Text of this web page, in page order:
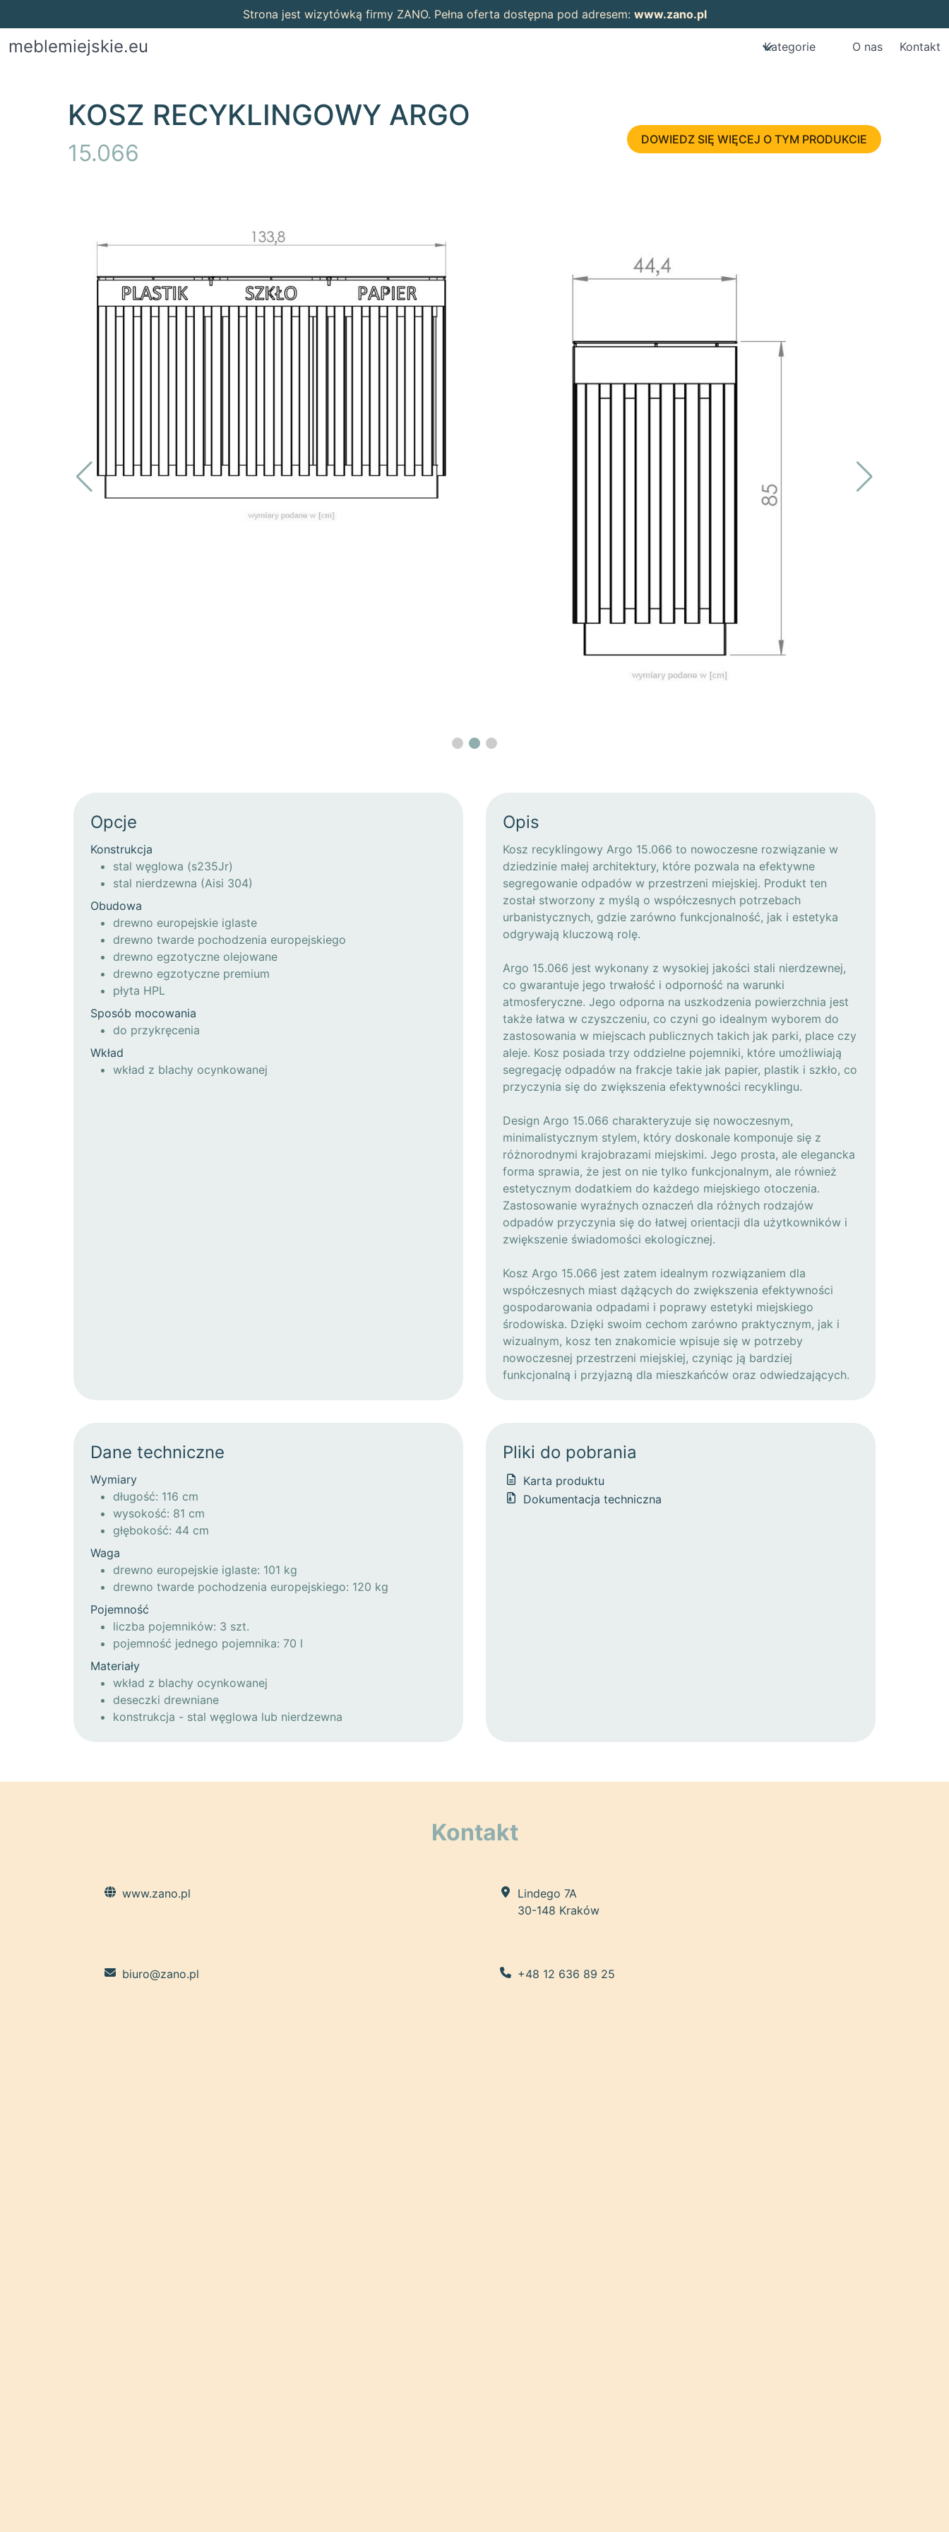
Strona jest wizytówką firmy ZANO. Pełna oferta dostępna pod adresem: www.zano.pl
meblemiejskie.eu Kategorie O nas Kontakt
KOSZ RECYKLINGOWY ARGO
15.066
DOWIEDZ SIĘ WIĘCEJ O TYM PRODUKCIE
Opcje
Konstrukcja
stal węglowa (s235Jr)
stal nierdzewna (Aisi 304)
Obudowa
drewno europejskie iglaste
drewno twarde pochodzenia europejskiego
drewno egzotyczne olejowane
drewno egzotyczne premium
płyta HPL
Sposób mocowania
do przykręcenia
Wkład
wkład z blachy ocynkowanej
Opis
Kosz recyklingowy Argo 15.066 to nowoczesne rozwiązanie w
dziedzinie małej architektury, które pozwala na efektywne
segregowanie odpadów w przestrzeni miejskiej. Produkt ten
został stworzony z myślą o współczesnych potrzebach
urbanistycznych, gdzie zarówno funkcjonalność, jak i estetyka
odgrywają kluczową rolę.
Argo 15.066 jest wykonany z wysokiej jakości stali nierdzewnej,
co gwarantuje jego trwałość i odporność na warunki
atmosferyczne. Jego odporna na uszkodzenia powierzchnia jest
także łatwa w czyszczeniu, co czyni go idealnym wyborem do
zastosowania w miejscach publicznych takich jak parki, place czy
aleje. Kosz posiada trzy oddzielne pojemniki, które umożliwiają
segregację odpadów na frakcje takie jak papier, plastik i szkło, co
przyczynia się do zwiększenia efektywności recyklingu.
Design Argo 15.066 charakteryzuje się nowoczesnym,
minimalistycznym stylem, który doskonale komponuje się z
różnorodnymi krajobrazami miejskimi. Jego prosta, ale elegancka
forma sprawia, że jest on nie tylko funkcjonalnym, ale również
estetycznym dodatkiem do każdego miejskiego otoczenia.
Zastosowanie wyraźnych oznaczeń dla różnych rodzajów
odpadów przyczynia się do łatwej orientacji dla użytkowników i
zwiększenie świadomości ekologicznej.
Kosz Argo 15.066 jest zatem idealnym rozwiązaniem dla
współczesnych miast dążących do zwiększenia efektywności
gospodarowania odpadami i poprawy estetyki miejskiego
środowiska. Dzięki swoim cechom zarówno praktycznym, jak i
wizualnym, kosz ten znakomicie wpisuje się w potrzeby
nowoczesnej przestrzeni miejskiej, czyniąc ją bardziej
funkcjonalną i przyjazną dla mieszkańców oraz odwiedzających.
Dane techniczne
Wymiary
długość: 116 cm
wysokość: 81 cm
głębokość: 44 cm
Waga
drewno europejskie iglaste: 101 kg
drewno twarde pochodzenia europejskiego: 120 kg
Pojemność
liczba pojemników: 3 szt.
pojemność jednego pojemnika: 70 l
Materiały
wkład z blachy ocynkowanej
deseczki drewniane
konstrukcja - stal węglowa lub nierdzewna
Pliki do pobrania
Karta produktu
Dokumentacja techniczna
Kontakt
www.zano.pl
Lindego 7A
30-148 Kraków
biuro@zano.pl +48 12 636 89 25